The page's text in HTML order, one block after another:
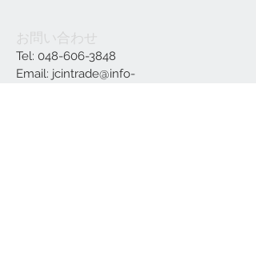
お問い合わせ
Tel: 048-606-3848
Email: jcintrade@info-